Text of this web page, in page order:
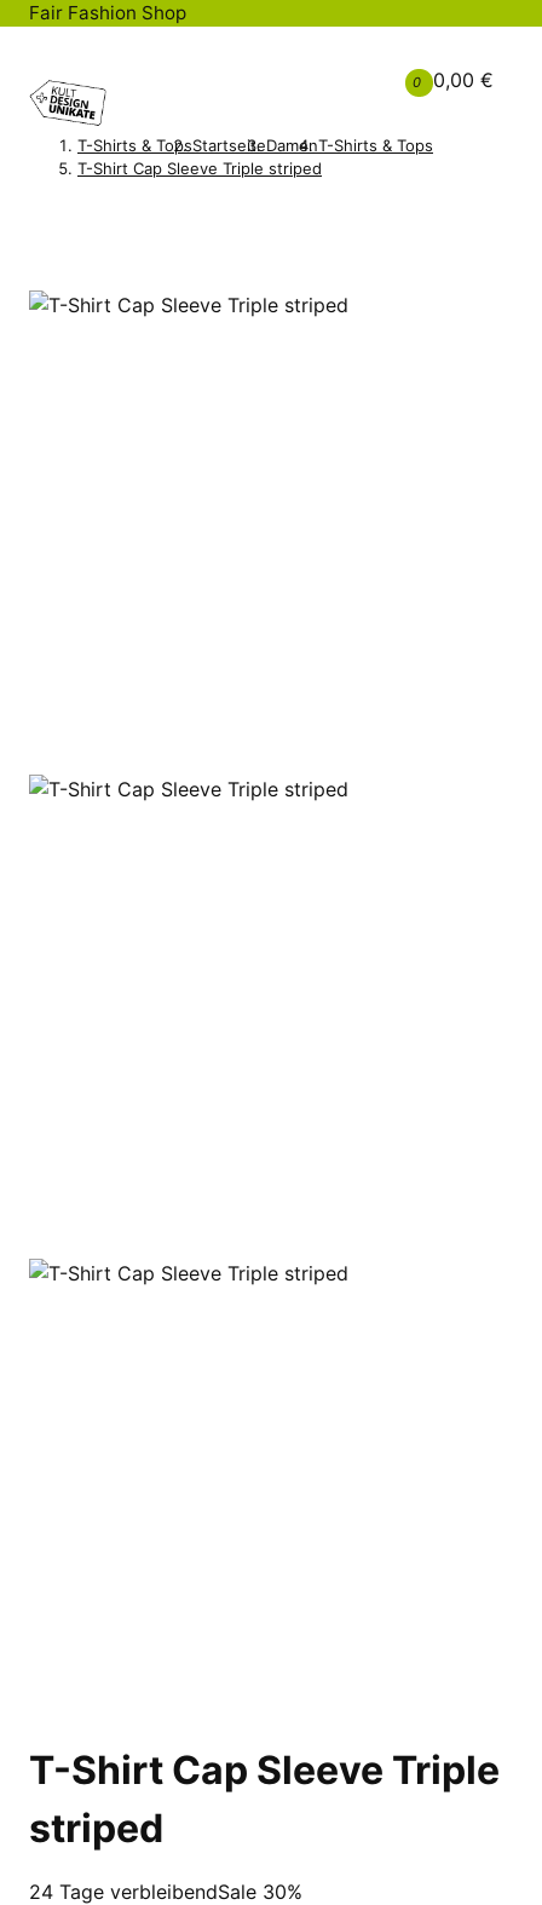
Fair Fashion Shop
0 0,00 €
T-Shirts & TopsStartseiteDamenT-Shirts & Tops
T-Shirt Cap Sleeve Triple striped
T-Shirt Cap Sleeve Triple
striped
24 Tage verbleibendSale 30%